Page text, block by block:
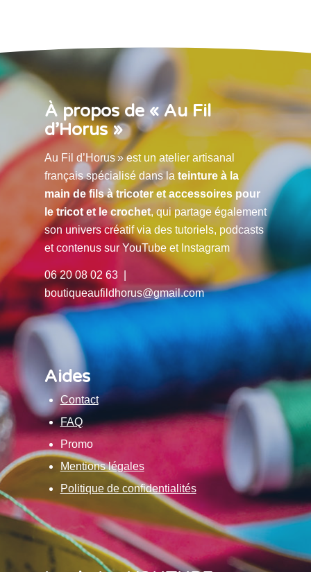
À propos de « Au Fil
d’Horus »
Au Fil d’Horus » est un atelier artisanal
français spécialisé dans la teinture à la
main de fils à tricoter et accessoires pour
le tricot et le crochet, qui partage également
son univers créatif via des tutoriels, podcasts
et contenus sur YouTube et Instagram
06 20 08 02 63 |
boutiqueaufildhorus@gmail.com
Aides
Contact
FAQ
Promo
Mentions légales
Politique de confidentialités